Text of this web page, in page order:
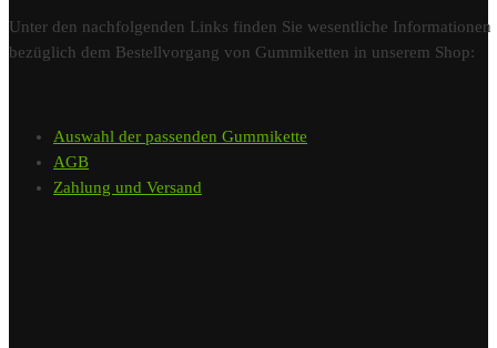
Unter den nachfolgenden Links finden Sie wesentliche Informationen
bezüglich dem Bestellvorgang von Gummiketten in unserem Shop:
Auswahl der passenden Gummikette
AGB
Zahlung und Versand